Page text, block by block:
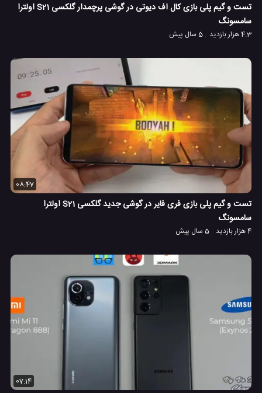
تست و گیم پلی بازی کال اف دیوتی در گوشی پرچمدار گلکسی S21 اولترا
سامسونگ
4.3 هزار بازدید 5 سال پیش
08:47
تست و گیم پلی بازی فری فایر در گوشی جدید گلکسی S21 اولترا
سامسونگ
4 هزار بازدید 5 سال پیش
07:14